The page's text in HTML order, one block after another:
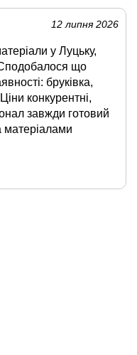
12 липня 2026
у Луцьку,
Сподобалося що
бруківка,
конкурентні,
завжди готовий
матеріалами